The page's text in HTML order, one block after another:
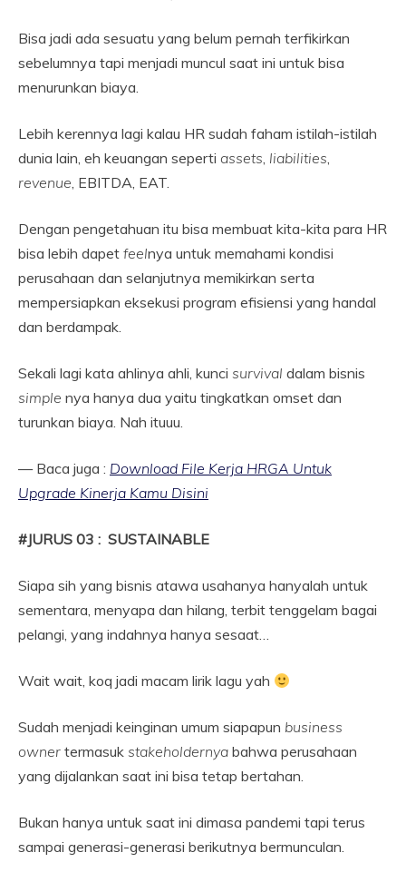
Bisa jadi ada sesuatu yang belum pernah terfikirkan
sebelumnya tapi menjadi muncul saat ini untuk bisa
menurunkan biaya.
Lebih kerennya lagi kalau HR sudah faham istilah-istilah
dunia lain, eh keuangan seperti assets liabilities
revenue , EBITDA, EAT.
Dengan pengetahuan itu bisa membuat kita-kita para HR
bisa lebih dapet feelnya untuk memahami kondisi
perusahaan dan selanjutnya memikirkan serta
mempersiapkan eksekusi program efisiensi yang handal
dan berdampak.
Sekali lagi kata ahlinya ahli, kunci survival dalam bisnis
simple nya hanya dua yaitu tingkatkan omset dan
turunkan biaya. Nah ituuu.
— Baca juga : Download File Kerja HRGA Untuk
Upgrade Kinerja Kamu Disini
#JURUS 03 : SUSTAINABLE
Siapa sih yang bisnis atawa usahanya hanyalah untuk
sementara, menyapa dan hilang, terbit tenggelam bagai
pelangi, yang indahnya hanya sesaat…
Wait wait, koq jadi macam lirik lagu yah
Sudah menjadi keinginan umum siapapun business
owner termasuk stakeholdernya bahwa perusahaan
yang dijalankan saat ini bisa tetap bertahan.
Bukan hanya untuk saat ini dimasa pandemi tapi terus
sampai generasi-generasi berikutnya bermunculan.